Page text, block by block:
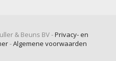
& Beuns BV -Privacy- en
-Algemene voorwaarden